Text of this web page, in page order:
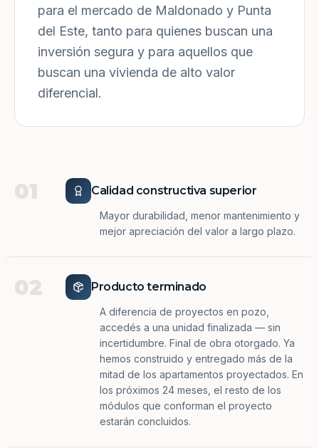
para el mercado de Maldonado y Punta
del Este, tanto para quienes buscan una
inversión segura y para aquellos que
buscan una vivienda de alto valor
diferencial.
01 Calidad constructiva superior
Mayor durabilidad, menor mantenimiento y
mejor apreciación del valor a largo plazo.
02 Producto terminado
A diferencia de proyectos en pozo,
accedés a una unidad finalizada — sin
incertidumbre. Final de obra otorgado. Ya
hemos construido y entregado más de la
mitad de los apartamentos proyectados. En
los próximos 24 meses, el resto de los
módulos que conforman el proyecto
estarán concluidos.